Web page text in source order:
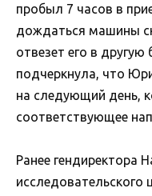
пробыл 7 часов в
дождаться машины
отвезет его в
подчеркнула, что
на следующий день,
соответствующее
Ранее гендиректора